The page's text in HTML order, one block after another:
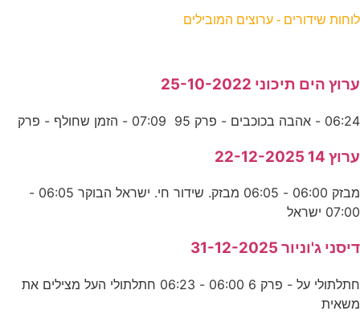
לוחות שידורים - ערוצים המובילים
ערוץ הים תיכוני 25-10-2022
06:24 - אהבה בכוכבים - פרק 95 07:09 - הזמן שחולף - פרק
ערוץ 14 22-12-2025
מבזק 06:00 - 06:05 מבזק. שידור חי. ישראל הבוקר 06:05 -
07:00 ישראל
דיסני ג'וניור 31-12-2025
חתלתולי על - פרק 6 06:00 - 06:23 חתלתולי העל מצילים את
משאית